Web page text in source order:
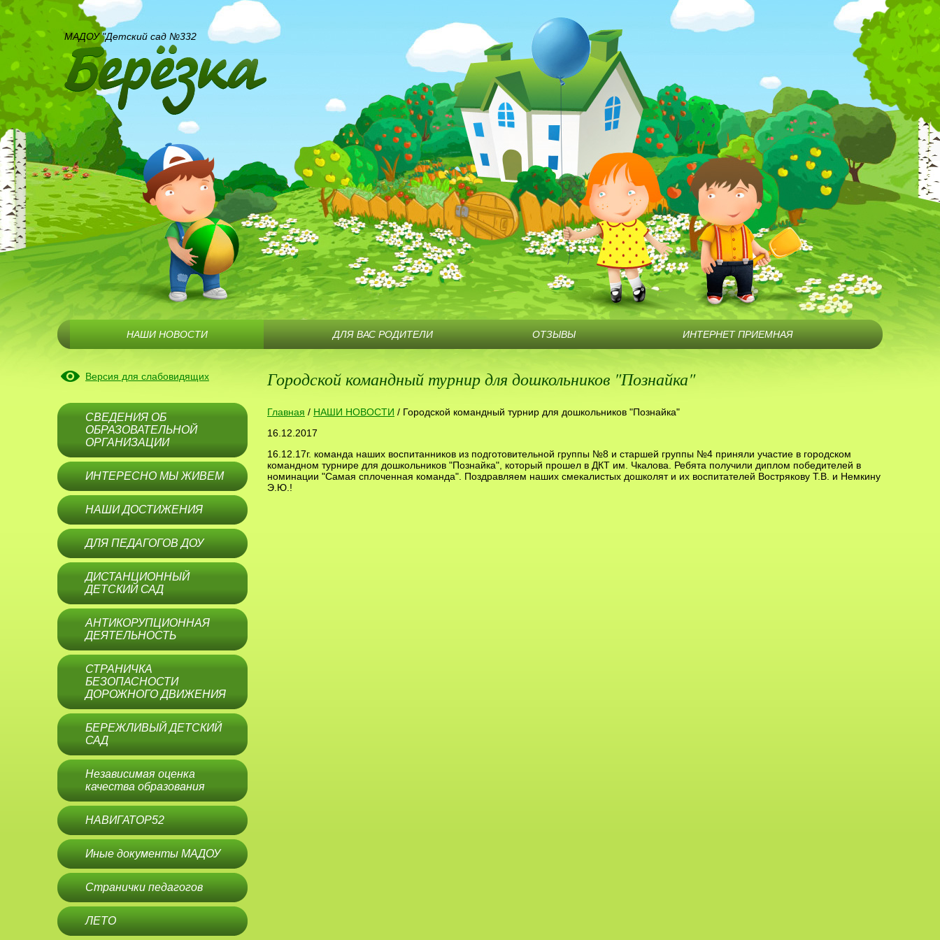
Версия для слабовидящих
СВЕДЕНИЯ ОБ
ОБРАЗОВАТЕЛЬНОЙ
ОРГАНИЗАЦИИ
ИНТЕРЕСНО МЫ ЖИВЕМ
НАШИ ДОСТИЖЕНИЯ
ДЛЯ ПЕДАГОГОВ ДОУ
ДИСТАНЦИОННЫЙ
ДЕТСКИЙ САД
АНТИКОРУПЦИОННАЯ
ДЕЯТЕЛЬНОСТЬ
СТРАНИЧКА
БЕЗОПАСНОСТИ
ДОРОЖНОГО ДВИЖЕНИЯ
БЕРЕЖЛИВЫЙ ДЕТСКИЙ
САД
Независимая оценка
качества образования
НАВИГАТОР52
Иные документы МАДОУ
Странички педагогов
ЛЕТО
Городской командный турнир для дошкольников "Познайка"
Главная / НАШИ НОВОСТИ / Городской командный турнир для дошкольников "Познайка"
16.12.2017
16.12.17г. команда наших воспитанников из подготовительной группы №8 и старшей группы №4 приняли участие в городском
командном турнире для дошкольников "Познайка", который прошел в ДКТ им. Чкалова. Ребята получили диплом победителей в
номинации "Самая сплоченная команда". Поздравляем наших смекалистых дошколят и их воспитателей Вострякову Т.В. и Немкину
Э.Ю.!
МАДОУ "Детский сад №332
НАШИ НОВОСТИ ДЛЯ ВАС РОДИТЕЛИ ОТЗЫВЫ ИНТЕРНЕТ ПРИЕМНАЯ